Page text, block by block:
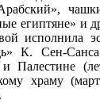
египтяне» и
исполнила
К. Сен-
Палестине
храму